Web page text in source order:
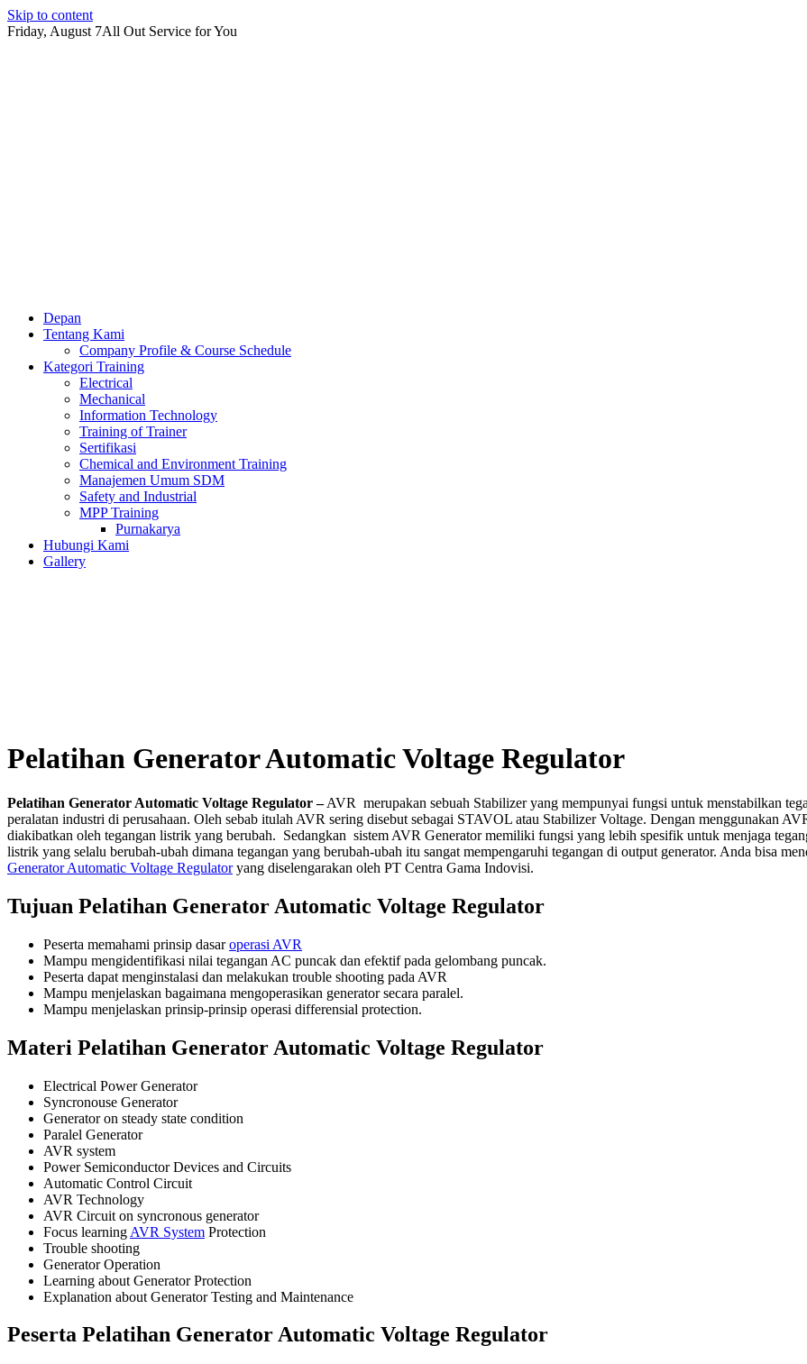
Skip to content
Friday, August 7All Out Service for You
Depan
Tentang Kami
Company Profile & Course Schedule
Kategori Training
Electrical
Mechanical
Information Technology
Training of Trainer
Sertifikasi
Chemical and Environment Training
Manajemen Umum SDM
Safety and Industrial
MPP Training
Purnakarya
Hubungi Kami
Gallery
Pelatihan Generator Automatic Voltage Regulator
Pelatihan Generator Automatic Voltage Regulator –AVR merupakan sebuah Stabilizer yang mempunyai fungsi untuk menstabilkan
peralatan industri di perusahaan. Oleh sebab itulah AVR sering disebut sebagai STAVOL atau Stabilizer Voltage. Dengan menggunakan
diakibatkan oleh tegangan listrik yang berubah. Sedangkan sistem AVR Generator memiliki fungsi yang lebih spesifik untuk menjaga
listrik yang selalu berubah-ubah dimana tegangan yang berubah-ubah itu sangat mempengaruhi tegangan di output generator. Anda bisa
Generator Automatic Voltage Regulatoryang diselengarakan oleh PT Centra Gama Indovisi.
Tujuan Pelatihan Generator Automatic Voltage Regulator
Peserta memahami prinsip dasaroperasi AVR
Mampu mengidentifikasi nilai tegangan AC puncak dan efektif pada gelombang puncak.
Peserta dapat menginstalasi dan melakukan trouble shooting pada AVR
Mampu menjelaskan bagaimana mengoperasikan generator secara paralel.
Mampu menjelaskan prinsip-prinsip operasi differensial protection.
Materi Pelatihan Generator Automatic Voltage Regulator
Electrical Power Generator
Syncronouse Generator
Generator on steady state condition
Paralel Generator
AVR system
Power Semiconductor Devices and Circuits
Automatic Control Circuit
AVR Technology
AVR Circuit on syncronous generator
Focus learning AVR System Protection
Trouble shooting
Generator Operation
Learning about Generator Protection
Explanation about Generator Testing and Maintenance
Peserta Pelatihan Generator Automatic Voltage Regulator